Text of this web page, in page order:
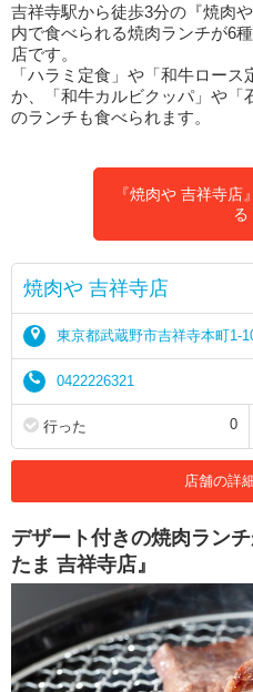
吉祥寺駅から徒歩3分の『焼肉
内で食べられる焼肉ランチが6
店です。
「ハラミ定食」や「和牛ロー
か、「和牛カルビクッパ」や「
のランチも食べられます。
『焼肉や 吉祥寺店
る
焼肉や 吉祥寺店
東京都武蔵野市吉祥寺本町
0422226321
行った 0
店舗の詳
デザート付きの焼肉ラン
たま 吉祥寺店』